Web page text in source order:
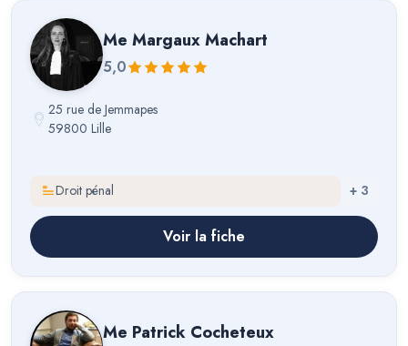
Me Margaux Machart
5,0
25 rue de Jemmapes
59800 Lille
Droit pénal + 3
Voir la fiche
Me Patrick Cocheteux